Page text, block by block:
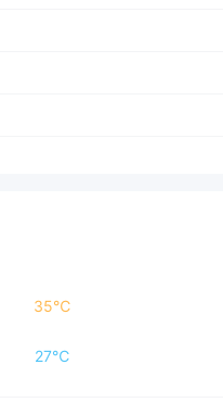
35℃
27℃